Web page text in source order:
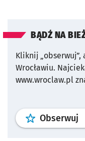
BĄDŹ NA
Kliknij
Wrocławiu.
www.wroclaw.pl
Obserwuj